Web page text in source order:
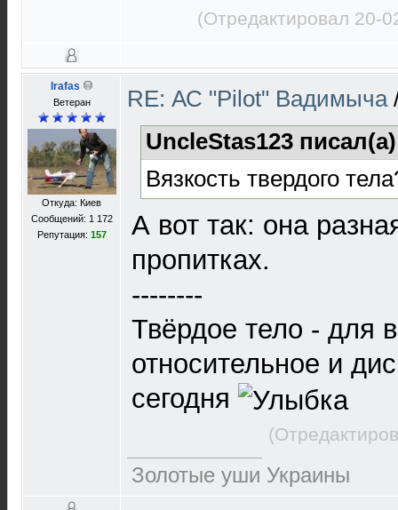
(Отредактировал 20-
Irafas
Ветеран
Откуда: Киев
Сообщений: 1 172
Репутация: 157
RE: АС "Pilot" Вадимыча
UncleStas123
Вязкость твердого
А вот так: она
пропитках.
--------
Твёрдое тело - для
относительное и
сегодня
Золотые уши Украины